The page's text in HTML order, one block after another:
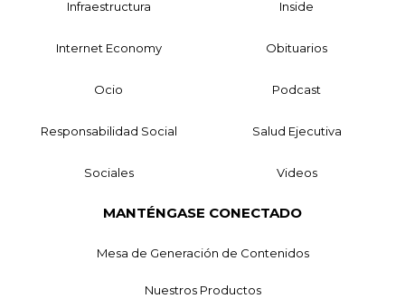
Infraestructura Inside
Internet Economy Obituarios
Ocio Podcast
Responsabilidad Social Salud Ejecutiva
Sociales Videos
MANTÉNGASE CONECTADO
Mesa de Generación de Contenidos
Nuestros Productos